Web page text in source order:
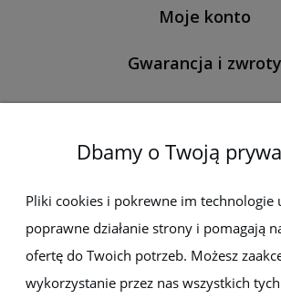
Moje konto
Gwarancja i zwroty
O firmie
Newsletter
Zapisz się do newslettera, aby być na
promocjami
Dbamy o Twoją
Pliki cookies i pokrewne im technologie
poprawne działanie strony i pomagają
ofertę do Twoich potrzeb. Możesz
wykorzystanie przez nas wszystkich